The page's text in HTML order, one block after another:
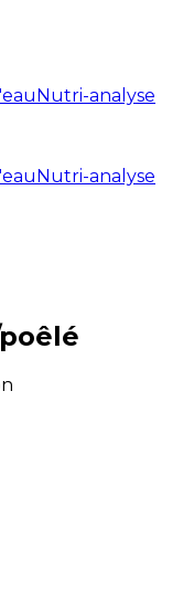
Nutri-analyse
Nutri-analyse